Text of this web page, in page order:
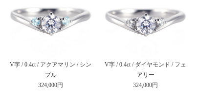
V字 / 0.4ct / アクアマリン / シン
プル
324,000円
V字 / 0.4ct / ダイヤモンド / フェ
アリー
324,000円